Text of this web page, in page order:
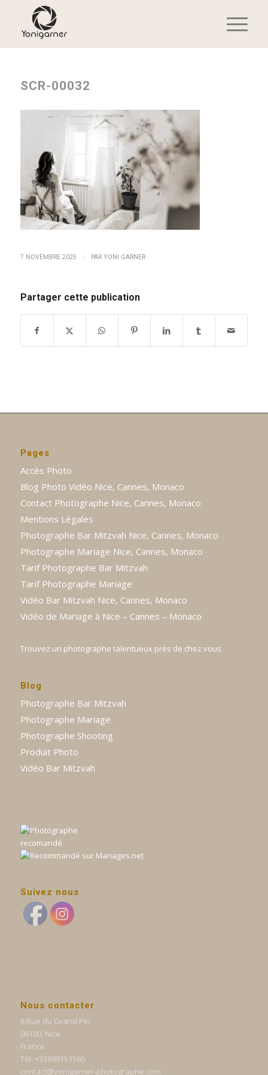
SCR-00032
7 NOVEMBRE 2025 / PAR YONI GARNER
Partager cette publication
Pages
Accès Photo
Blog Photo Vidéo Nice, Cannes, Monaco
Contact Photographe Nice, Cannes, Monaco
Mentions Légales
Photographe Bar Mitzvah Nice, Cannes, Monaco
Photographe Mariage Nice, Cannes, Monaco
Tarif Photographe Bar Mitzvah
Tarif Photographe Mariage
Vidéo Bar Mitzvah Nice, Cannes, Monaco
Vidéo de Mariage à Nice – Cannes – Monaco
Trouvez un photographe talentueux près de chez vous
Blog
Photographe Bar Mitzvah
Photographe Mariage
Photographe Shooting
Produit Photo
Vidéo Bar Mitzvah
Suivez nous
Nous contacter
6 Rue du Grand Pin
06100, Nice
France
Tél. +33699151560
contact@yonigarner-photographe.com